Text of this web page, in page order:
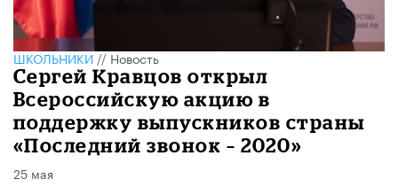
ШКОЛЬНИКИ//Новость
Сергей Кравцов открыл
Всероссийскую акцию в
поддержку выпускников страны
«Последний звонок – 2020»
25 мая